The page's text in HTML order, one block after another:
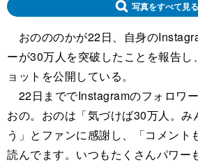
写真をすべて見る
おのののかが22日、自身の
ーが30万人を突破したことを報告し
ョットを公開している。
22日まででInstagramのフォロワ
おの。おのは「気づけば30万人。 み
う」とファンに感謝し、「コメント
読んでます。 いつもたくさんパワ